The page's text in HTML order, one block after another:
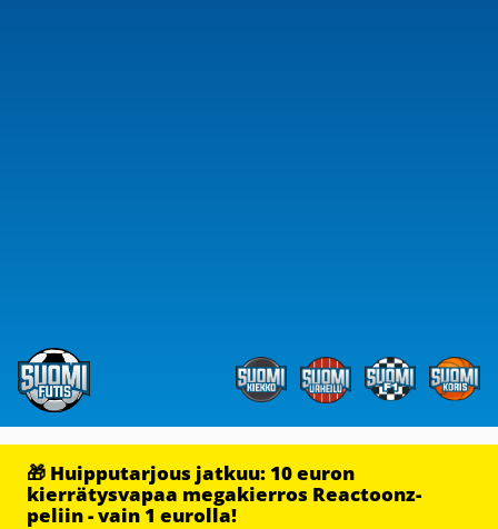
🎁 Huipputarjous jatkuu: 10 euron
kierrätysvapaa megakierros Reactoonz-
peliin - vain 1 eurolla!